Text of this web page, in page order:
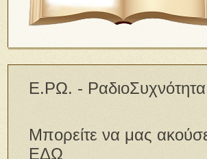
Ε.ΡΩ. - ΡαδιοΣυχνότητα
Μπορείτε να μας
ΕΔΩ